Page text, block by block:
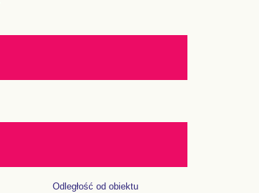
Odległość od obiektu